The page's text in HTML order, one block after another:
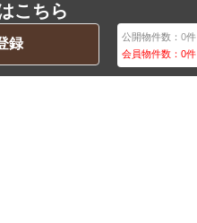
こちら
録 公開物件数：0件
会員物件数：0件